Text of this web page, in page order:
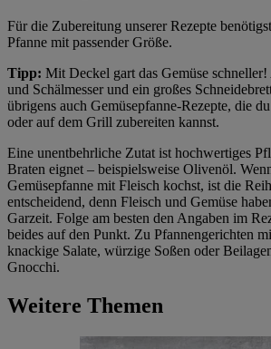
Für die Zubereitung unserer Rezepte
Pfanne mit passender Größe.
Tipp: Mit Deckel gart das Gemüse
und Schälmesser und ein großes
übrigens auch Gemüsepfanne-Rezepte, die
oder auf dem Grill zubereiten kannst.
Eine unentbehrliche Zutat ist hochwertiges
Braten eignet – beispielsweise Olivenöl.
Gemüsepfanne mit Fleisch kochst, ist die
entscheidend, denn Fleisch und Gemüse
Garzeit. Folge am besten den Angaben im
beides auf den Punkt. Zu Pfannengerichten
knackige Salate, würzige Soßen oder
Gnocchi.
Weitere Themen